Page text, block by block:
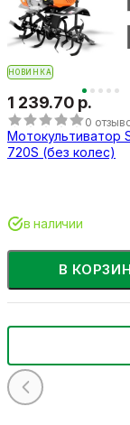
НОВИНКА
1 239.70 р.
0
Мотокультиватор
720S (без колес)
В
в наличии